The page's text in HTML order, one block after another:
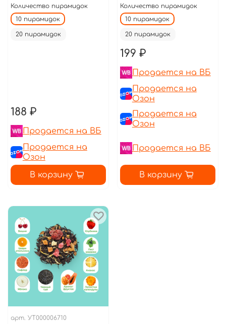
Количество пирамидок
10 пирамидок
20 пирамидок
188 ₽
Продается на ВБ
Продается на
Озон
В корзину
Количество пирамидок
10 пирамидок
20 пирамидок
199 ₽
Продается на ВБ
Продается на
Озон
Продается на
Озон
Продается на ВБ
В корзину
арт. УТ000006710